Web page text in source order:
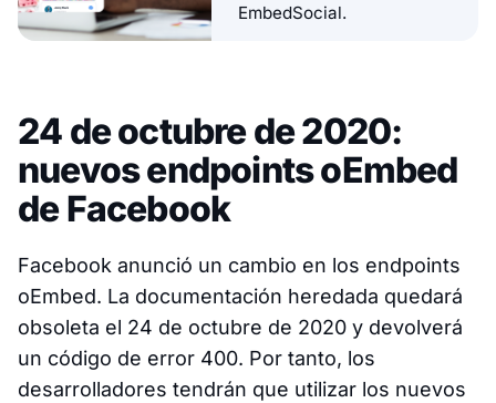
EmbedSocial.
24 de octubre de 2020:
nuevos endpoints oEmbed
de Facebook
Facebook anunció un cambio en los endpoints
oEmbed. La documentación heredada quedará
obsoleta el 24 de octubre de 2020 y devolverá
un código de error 400. Por tanto, los
desarrolladores tendrán que utilizar los nuevos